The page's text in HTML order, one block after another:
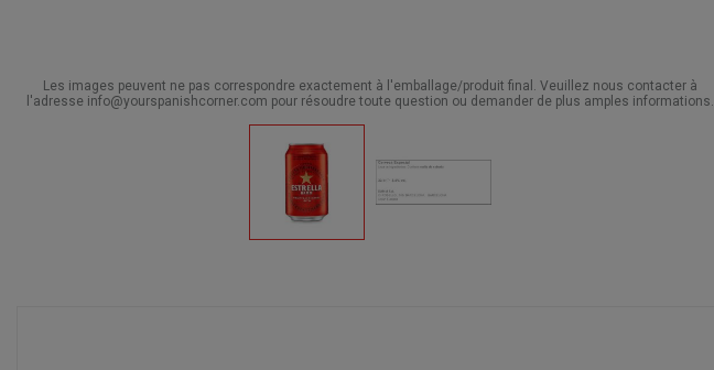
Les images peuvent ne pas correspondre exactement à l'emballage/produit final. Veuillez nous contacter à
l'adresse info@yourspanishcorner.com pour résoudre toute question ou demander de plus amples informations.